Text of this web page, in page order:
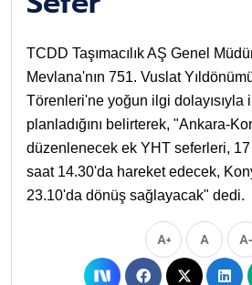
TCDD Taşımacılık AŞ Genel
Mevlana'nın 751. Vuslat
Törenleri'ne yoğun ilgi dolayısıyla
planladığını belirterek, "Ankara-
düzenlenecek ek YHT seferleri, 17
saat 14.30'da hareket edecek,
23.10'da dönüş sağlayacak" dedi.
A+ A A-